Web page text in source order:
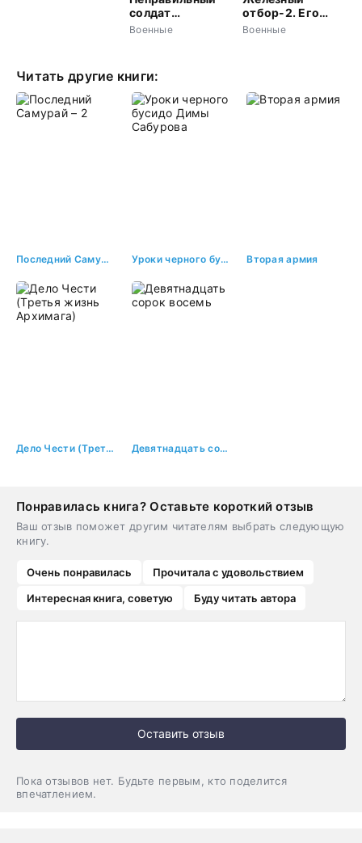
солдат
Забабашкин
Военные
отбор-2. Его
выбор
Военные
Читать другие книги:
Последний Самурай – 2 Уроки черного бусидо Димы Сабурова Вторая армия
Дело Чести (Третья жизнь Архимага) Девятнадцать сорок восемь
Понравилась книга? Оставьте короткий отзыв
Ваш отзыв поможет другим читателям выбрать следующую
книгу.
Очень понравилась
Прочитала с удовольствием
Интересная книга, советую
Буду читать автора
Оставить отзыв
Пока отзывов нет. Будьте первым, кто поделится
впечатлением.